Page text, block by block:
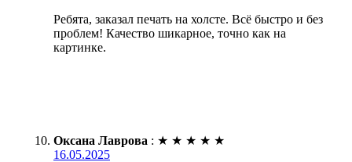
Ребята, заказал печать на холсте. Всё быстро и без
проблем! Качество шикарное, точно как на
картинке.
Оксана Лаврова : ★ ★ ★ ★ ★
16.05.2025